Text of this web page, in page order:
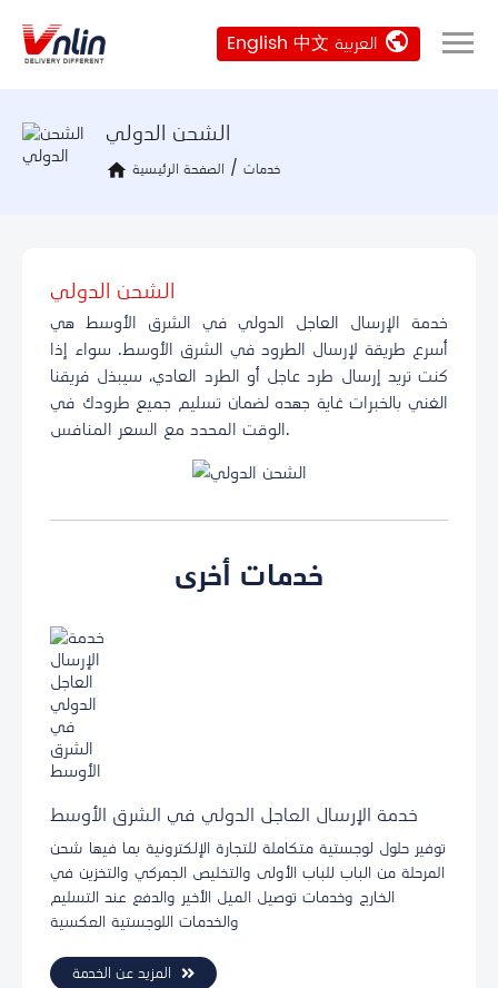
English 中文 العربية public
الشحن الدولي
home الصفحة الرئيسية / خدمات
الشحن الدولي
خدمة الإرسال العاجل الدولي في الشرق الأوسط هي
أسرع طريقة لإرسال الطرود في الشرق الأوسط. سواء إذا
كنت تريد إرسال طرد عاجل أو الطرد العادي، سيبذل فريقنا
الغني بالخبرات غاية جهده لضمان تسليم جميع طرودك في
الوقت المحدد مع السعر المنافس.
خدمات أخرى
خدمة الإرسال العاجل الدولي في الشرق الأوسط
توفير حلول لوجستية متكاملة للتجارة الإلكترونية بما فيها شحن
المرحلة من الباب للباب الأولى والتخليص الجمركي والتخزين في
الخارج وخدمات توصيل الميل الأخير والدفع عند التسليم
والخدمات اللوجستية العكسية
المزيد عن الخدمة